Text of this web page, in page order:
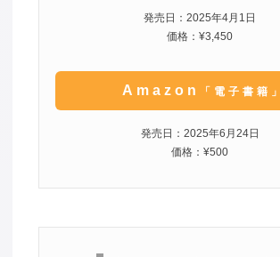
発売日：2025年4月1日
価格：¥3,450
Amazon 「電子書籍」
発売日：2025年6月24日
価格：¥500